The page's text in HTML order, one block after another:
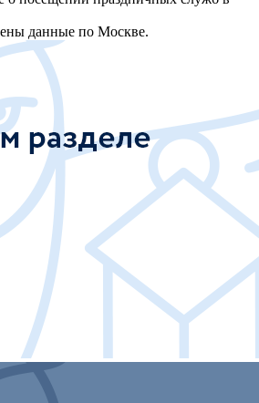
данные по Москве.